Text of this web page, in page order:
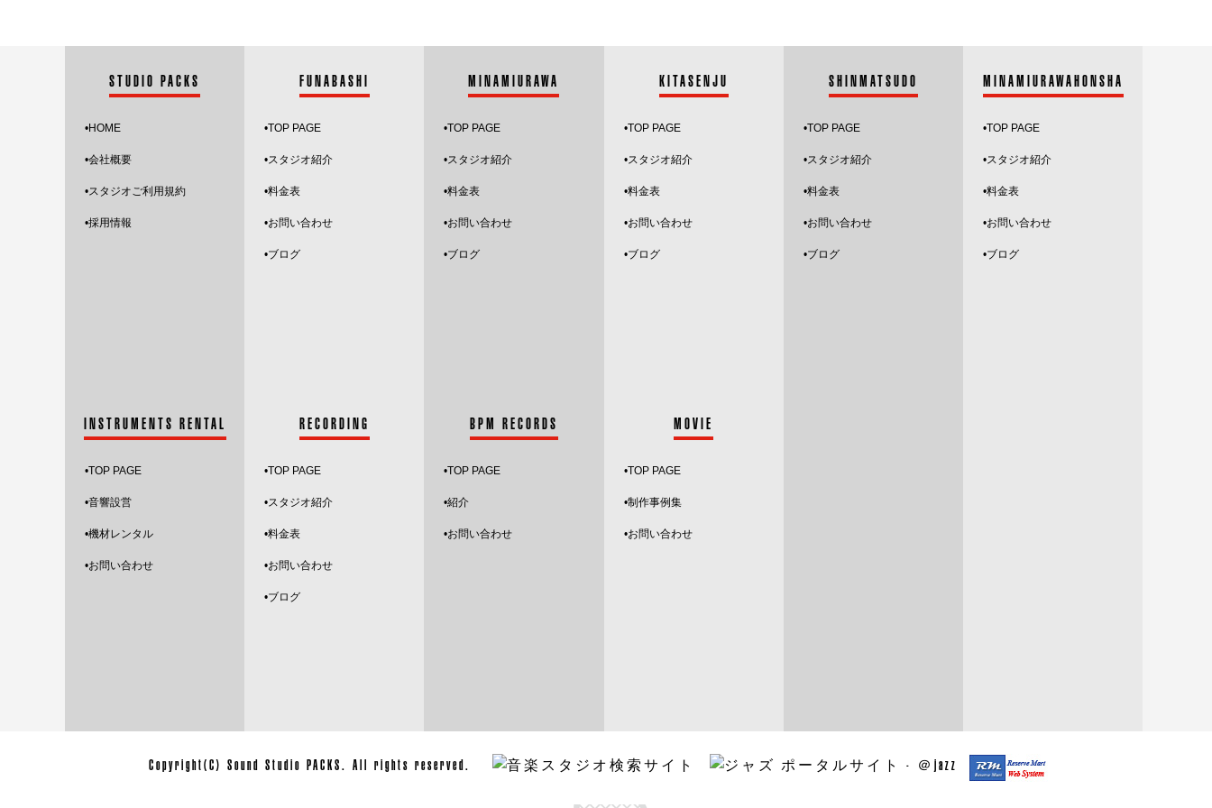
2025.1
2023.7
STUDIO PACKS
•HOME
•会社概要
•スタジオご利用規約
•採用情報
FUNABASHI
•TOP PAGE
•スタジオ紹介
•料金表
•お問い合わせ
•ブログ
MINAMIURAWA
•TOP PAGE
•スタジオ紹介
•料金表
•お問い合わせ
•ブログ
KITASENJU
•TOP PAGE
•スタジオ紹介
•料金表
•お問い合わせ
•ブログ
SHINMATSUDO
•TOP PAGE
•スタジオ紹介
•料金表
•お問い合わせ
•ブログ
MINAMIURAWAHONSHA
•TOP PAGE
•スタジオ紹介
•料金表
•お問い合わせ
•ブログ
INSTRUMENTS RENTAL
•TOP PAGE
•音響設営
•機材レンタル
•お問い合わせ
RECORDING
•TOP PAGE
•スタジオ紹介
•料金表
•お問い合わせ
•ブログ
BPM RECORDS
•TOP PAGE
•紹介
•お問い合わせ
MOVIE
•TOP PAGE
•制作事例集
•お問い合わせ
Copyright(C) Sound Studio PACKS. All rights reserved.